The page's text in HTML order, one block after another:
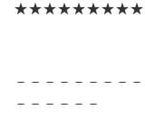
事業承
－－－－－－－－
－－－－－－